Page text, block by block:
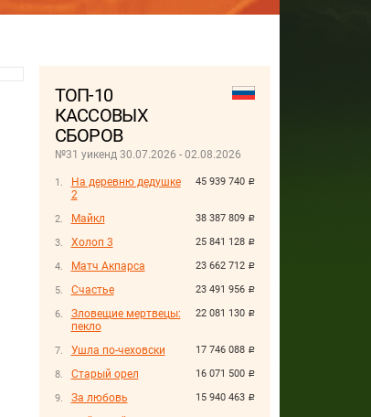
ТОП-10
КАССОВЫХ
СБОРОВ
№31 уикенд 30.07.2026 - 02.08.2026
45 939 740 руб.
На деревню дедушке
2
38 387 809 руб.
Майкл
25 841 128 руб.
Холоп 3
23 662 712 руб.
Матч Акпарса
23 491 956 руб.
Счастье
22 081 130 руб.
Зловещие мертвецы:
пекло
17 746 088 руб.
Ушла по-чеховски
16 071 500 руб.
Старый орел
15 940 463 руб.
За любовь